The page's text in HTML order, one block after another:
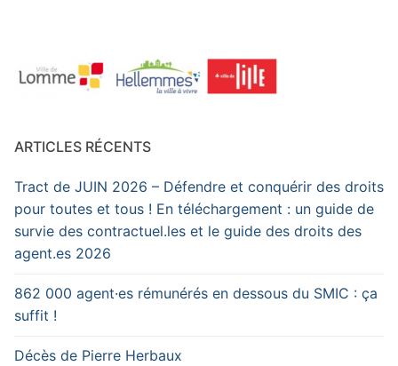
ARTICLES RÉCENTS
Tract de JUIN 2026 – Défendre et conquérir des droits
pour toutes et tous ! En téléchargement : un guide de
survie des contractuel.les et le guide des droits des
agent.es 2026
862 000 agent·es rémunérés en dessous du SMIC : ça
suffit !
Décès de Pierre Herbaux